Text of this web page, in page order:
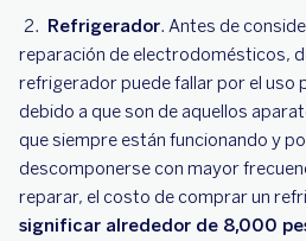
Refrigerador. Antes de
reparación de electrodomésticos,
refrigerador puede fallar por el uso
debido a que son de aquellos
que siempre están funcionando y
descomponerse con mayor
reparar, el costo de comprar un
significar alrededor de 8,000